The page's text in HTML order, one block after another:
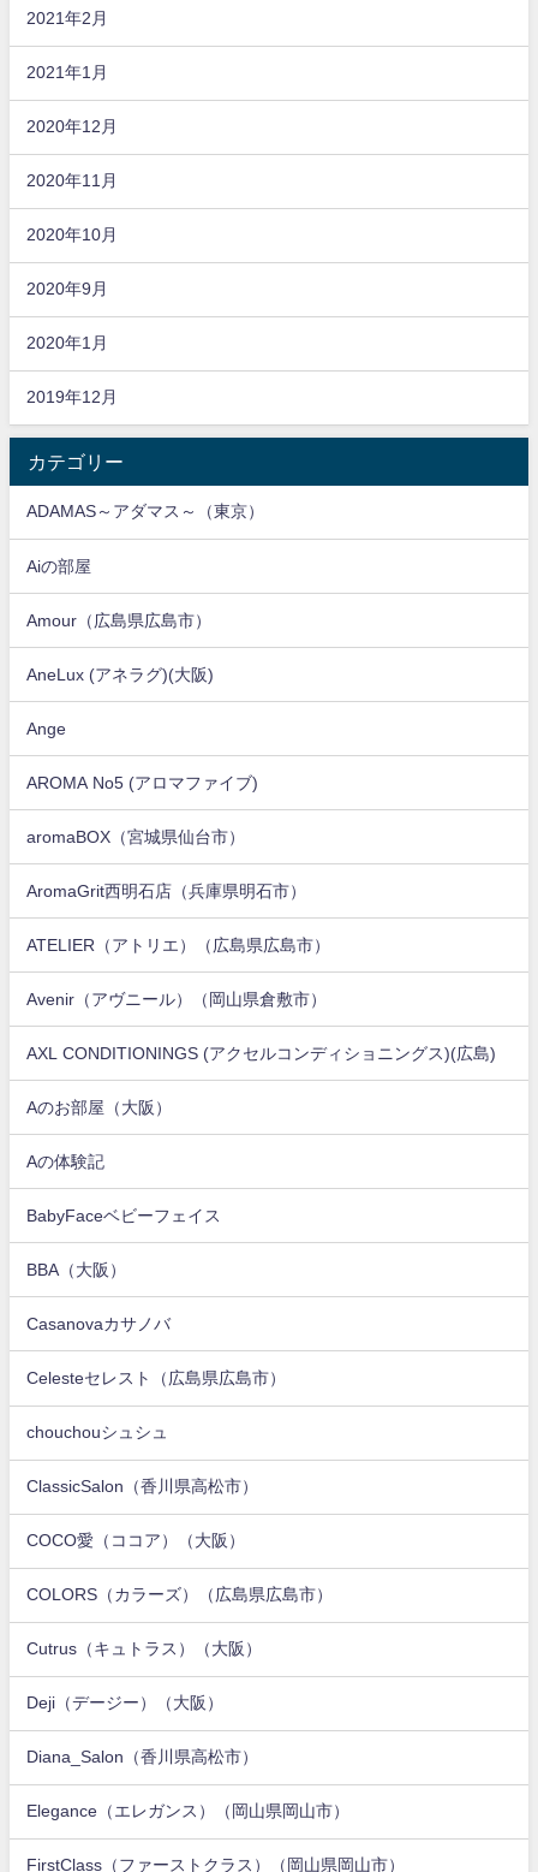
2021年2月
2021年1月
2020年12月
2020年11月
2020年10月
2020年9月
2020年1月
2019年12月
カテゴリー
ADAMAS～アダマス～（東京）
Aiの部屋
Amour（広島県広島市）
AneLux (アネラグ)(大阪)
Ange
AROMA No5 (アロマファイブ)
aromaBOX（宮城県仙台市）
AromaGrit西明石店（兵庫県明石市）
ATELIER（アトリエ）（広島県広島市）
Avenir（アヴニール）（岡山県倉敷市）
AXL CONDITIONINGS (アクセルコンディショニングス)(広島)
Aのお部屋（大阪）
Aの体験記
BabyFaceベビーフェイス
BBA（大阪）
Casanovaカサノバ
Celesteセレスト（広島県広島市）
chouchouシュシュ
ClassicSalon（香川県高松市）
COCO愛（ココア）（大阪）
COLORS（カラーズ）（広島県広島市）
Cutrus（キュトラス）（大阪）
Deji（デージー）（大阪）
Diana_Salon（香川県高松市）
Elegance（エレガンス）（岡山県岡山市）
FirstClass（ファーストクラス）（岡山県岡山市）